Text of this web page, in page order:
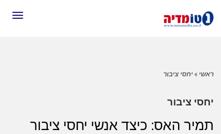
ראשי »יחסי ציבור
יחסי ציבור
תמיר האס: כיצד אנשי יחסי ציבור